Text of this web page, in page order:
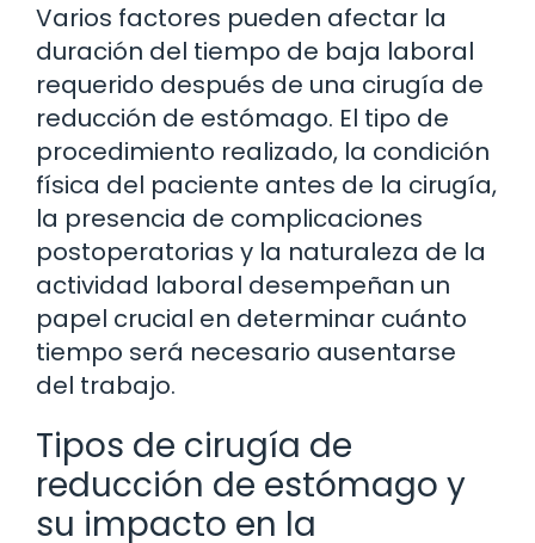
Varios factores pueden afectar la
duración del tiempo de baja laboral
requerido después de una cirugía de
reducción de estómago. El tipo de
procedimiento realizado, la condición
física del paciente antes de la cirugía,
la presencia de complicaciones
postoperatorias y la naturaleza de la
actividad laboral desempeñan un
papel crucial en determinar cuánto
tiempo será necesario ausentarse
del trabajo.
Tipos de cirugía de
reducción de estómago y
su impacto en la